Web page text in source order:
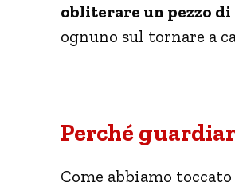
obliterare un pezzo
ognuno sul tornare a
Perché
Come abbiamo